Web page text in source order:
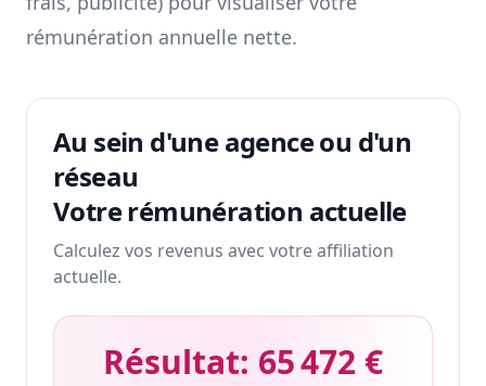
rémunération annuelle nette.
Au sein d'une agence ou d'un
réseau
Votre rémunération actuelle
Calculez vos revenus avec votre affiliation
actuelle.
Résultat: 65 472 €